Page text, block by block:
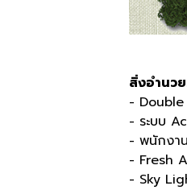
สิ่งอำนว
-
- ระบบ
- พนักงา
- Fresh
- Sky